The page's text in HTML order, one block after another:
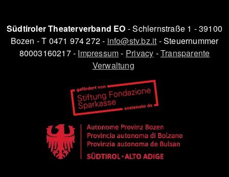
Südtiroler Theaterverband EO - Schlernstraße 1 - 39100
Bozen - T 0471 974 272 - info@stv.bz.it - Steuernummer
80003160217 - Impressum- Privacy -Transparente
Verwaltung